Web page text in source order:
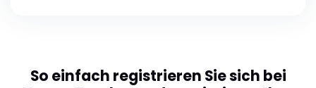
So einfach registrieren Sie sich bei